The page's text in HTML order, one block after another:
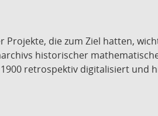
die zum Ziel hatten,
historischer
retrospektiv digitalisiert und